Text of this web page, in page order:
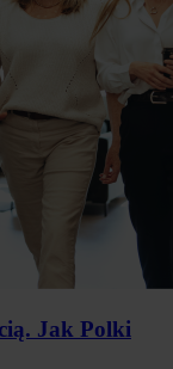
Jak Polki